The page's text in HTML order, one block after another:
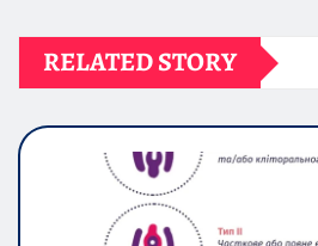
RELATED STORY